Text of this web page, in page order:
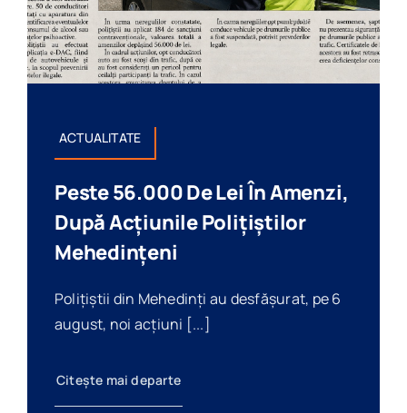
ACTUALITATE
Peste 56.000 De Lei În Amenzi,
După Acțiunile Polițiștilor
Mehedințeni
Polițiștii din Mehedinți au desfășurat, pe 6
august, noi acțiuni [...]
Citește mai departe